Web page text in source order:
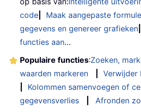
code
Maak aangepaste
gegevens en genereer grafieken
functies aan…
Populaire functies:Zoeken,
waarden markeren
Verwijder
Kolommen samenvoegen of
gegevensverlies
Afronden